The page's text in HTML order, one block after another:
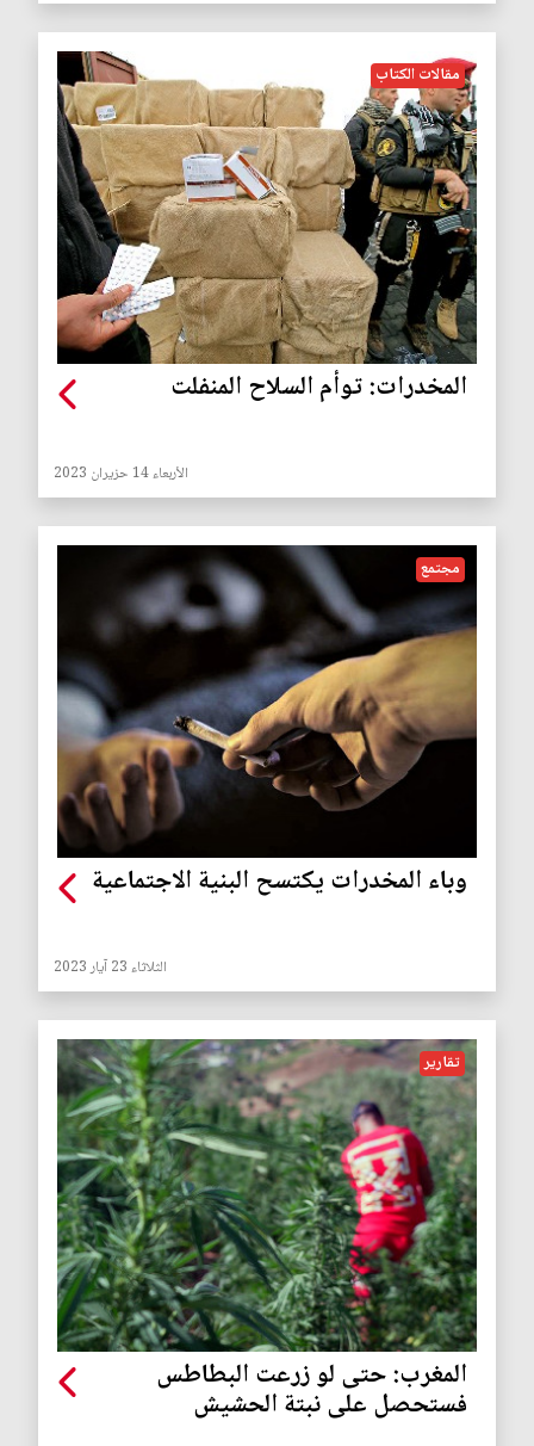
مقالات الكتاب
المخدرات: توأم السلاح المنفلت
الأربعاء 14 حزيران 2023
مجتمع
وباء المخدرات يكتسح البنية الاجتماعية
الثلاثاء 23 آيار 2023
تقارير
المغرب: حتى لو زرعت البطاطس
فستحصل على نبتة الحشيش